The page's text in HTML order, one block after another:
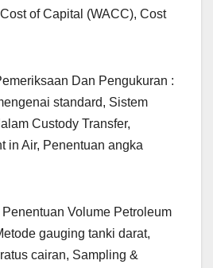
of Capital (WACC), Cost
Dan Pengukuran :
standard, Sistem
Custody Transfer,
in Air, Penentuan angka
Volume Petroleum
gauging tanki darat,
cairan, Sampling &